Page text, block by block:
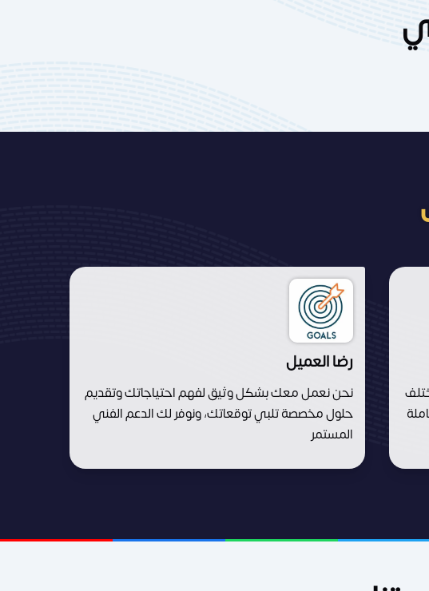
رضا العميل
نحن نعمل معك بشكل وثيق لفهم احتياجاتك وتقديم
حلول مخصصة تلبي توقعاتك، ونوفر لك الدعم الفني
المستمر